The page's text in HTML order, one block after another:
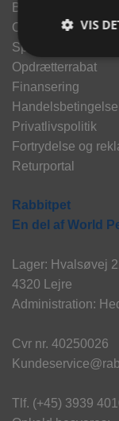
Brand
Om os
Sponsorater
Opdrætterrabat
Finansering
Privatlivspolitik
Fortrydelse og
Returportal
Rabbitpet
En del af World
Lager: Hvalsøvej
4320 Lejre
Administration:
Cvr nr. 40250026
Tlf. (+45) 3939
VIS